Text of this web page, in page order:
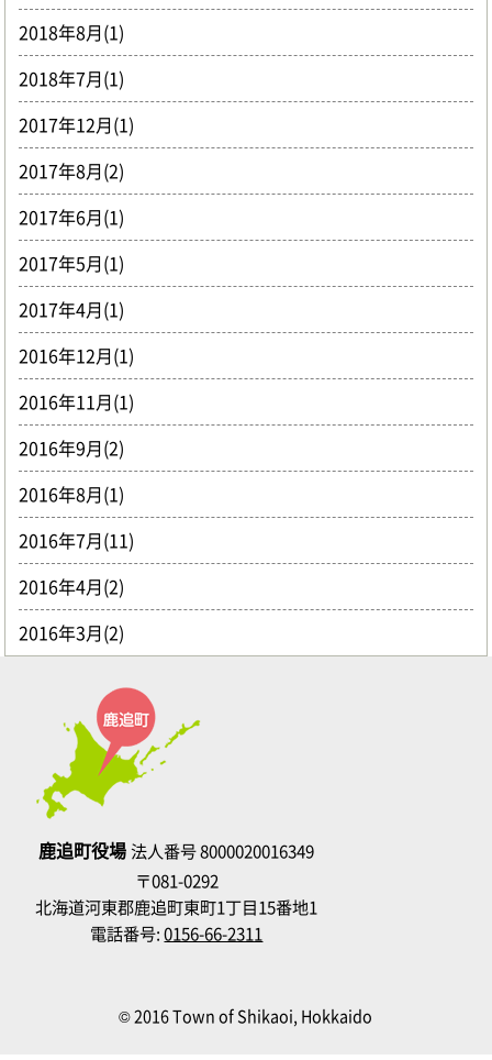
2018年8月(1)
2018年7月(1)
2017年12月(1)
2017年8月(2)
2017年6月(1)
2017年5月(1)
2017年4月(1)
2016年12月(1)
2016年11月(1)
2016年9月(2)
2016年8月(1)
2016年7月(11)
2016年4月(2)
2016年3月(2)
鹿追町役場法人番号 8000020016349
〒081-0292
北海道河東郡鹿追町東町1丁目15番地1
電話番号:0156-66-2311
© 2016 Town of Shikaoi, Hokkaido